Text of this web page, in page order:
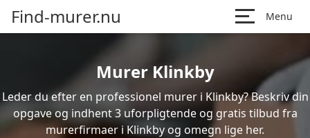
Find-murer.nu Menu
Murer Klinkby
Leder du efter en professionel murer i Klinkby? Beskriv din
opgave og indhent 3 uforpligtende og gratis tilbud fra
murerfirmaer i Klinkby og omegn lige her.